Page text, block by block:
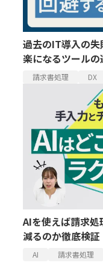
過去のIT導入の
楽になるツールの
請求書処理 DX
AIを使えば請求
減るのか徹底検証
AI 請求書処理